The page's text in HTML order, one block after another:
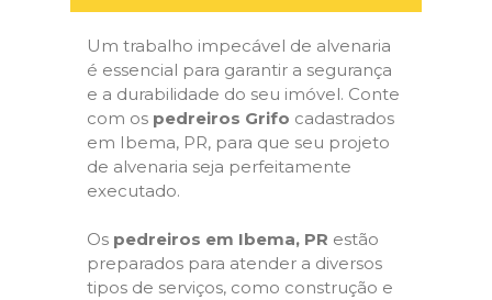
Um trabalho impecável de alvenaria
é essencial para garantir a segurança
e a durabilidade do seu imóvel. Conte
com os pedreiros Grifo cadastrados
em Ibema, PR, para que seu projeto
de alvenaria seja perfeitamente
executado.
Os pedreiros em Ibema, PR estão
preparados para atender a diversos
tipos de serviços, como construção e